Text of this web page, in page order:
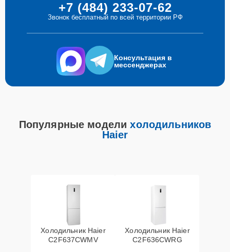
+7 (484) 233-07-62
Звонок бесплатный по всей территории РФ
Консультация в
мессенджерах
Популярные моделихолодильников
Haier
Холодильник Haier
C2F637CWMV
Холодильник Haier
C2F636CWRG